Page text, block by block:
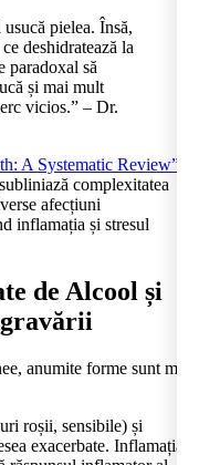
pielea. Însă,
deshidratează la
paradoxal să
și mai mult
vicios.” – Dr.
A Systematic Review”
complexitatea
afecțiuni
inflamația și stresul
de Alcool și
anumite forme sunt mai
roșii, sensibile) și
exacerbate. Inflamația